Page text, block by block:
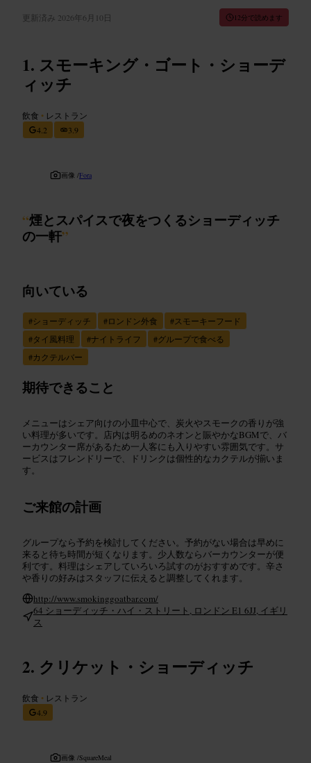
更新済み 2026年6月10日 12分で読めます
スモーキング・ゴート・ショーデ
ィッチ
飲食 • レストラン
4.2
3.9
画像 /Fora
“煙とスパイスで夜をつくるショーディッチ
の一軒”
向いている
#ショーディッチ #ロンドン外食 #スモーキーフード
#タイ風料理 #ナイトライフ #グループで食べる
#カクテルバー
期待できること
メニューはシェア向けの小皿中心で、炭火やスモークの香りが強
い料理が多いです。店内は明るめのネオンと賑やかなBGMで、バ
ーカウンター席があるため一人客にも入りやすい雰囲気です。サ
ービスはフレンドリーで、ドリンクは個性的なカクテルが揃いま
す。
ご来館の計画
グループなら予約を検討してください。予約がない場合は早めに
来ると待ち時間が短くなります。少人数ならバーカウンターが便
利です。料理はシェアしていろいろ試すのがおすすめです。辛さ
や香りの好みはスタッフに伝えると調整してくれます。
http://www.smokinggoatbar.com/
64 ショーディッチ・ハイ・ストリート, ロンドン E1 6JJ, イギリ
ス
クリケット・ショーディッチ
飲食 • レストラン
4.9
画像 /SquareMeal